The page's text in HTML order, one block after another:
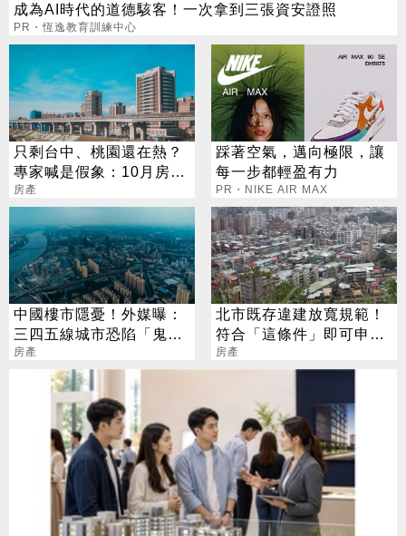
成為AI時代的道德駭客！一次拿到三張資安證照
PR・恆逸教育訓練中心
只剩台中、桃園還在熱？
專家喊是假象：10月房市
不太妙
房產
踩著空氣，邁向極限，讓
每一步都輕盈有力
PR・NIKE AIR MAX
中國樓市隱憂！外媒曝：
三四五線城市恐陷「鬼城
危機」
房產
北市既存違建放寬規範！
符合「這條件」即可申請
接水接電
房產